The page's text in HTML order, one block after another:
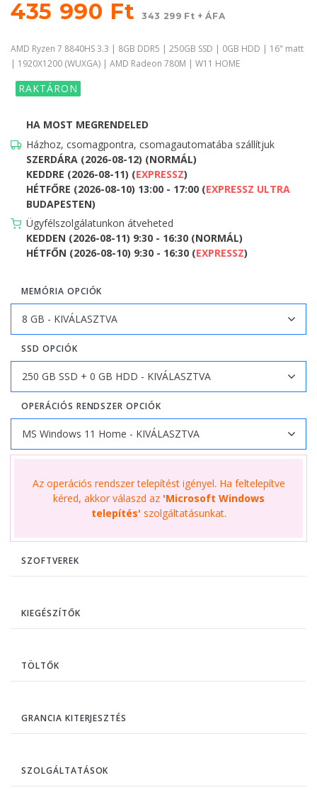
435 990 Ft 343 299 Ft + ÁFA
AMD Ryzen 7 8840HS 3.3 | 8GB DDR5 | 250GB SSD | 0GB HDD | 16" matt
| 1920X1200 (WUXGA) | AMD Radeon 780M | W11 HOME
RAKTÁRON
HA MOST MEGRENDELED
Házhoz, csomagpontra, csomagautomatába szállítjuk
SZERDÁRA (2026-08-12) (NORMÁL)
KEDDRE (2026-08-11) (EXPRESSZ)
HÉTFŐRE (2026-08-10) 13:00 - 17:00 (EXPRESSZ ULTRA
BUDAPESTEN)
Ügyfélszolgálatunkon átveheted
KEDDEN (2026-08-11) 9:30 - 16:30 (NORMÁL)
HÉTFŐN (2026-08-10) 9:30 - 16:30 (EXPRESSZ)
MEMÓRIA OPCIÓK
SSD OPCIÓK
OPERÁCIÓS RENDSZER OPCIÓK
Az operációs rendszer telepítést igényel. Ha feltelepítve
kéred, akkor válaszd az 'Microsoft Windows
telepítés' szolgáltatásunkat.
SZOFTVEREK
KIEGÉSZÍTŐK
TÖLTŐK
GRANCIA KITERJESZTÉS
SZOLGÁLTATÁSOK